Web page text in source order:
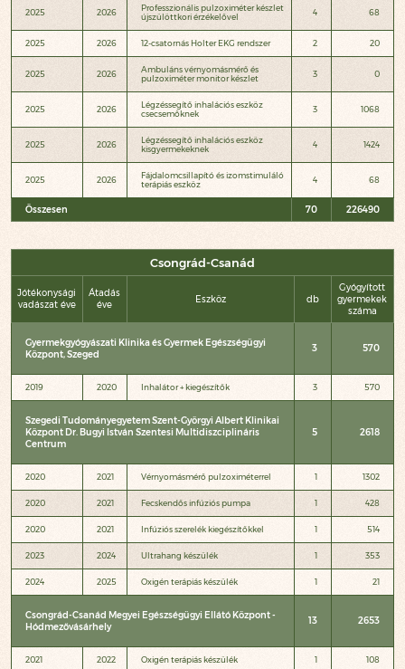
2025 2026
Professzionális pulzoximéter készlet
újszülöttkori érzékelővel
4 68
2025 2026 12-csatornás Holter EKG rendszer 2 20
2025 2026
Ambuláns vérnyomásmérő és
pulzoximéter monitor készlet
3 0
2025 2026
Légzéssegítő inhalációs eszköz
csecsemőknek
3 1068
2025 2026
Légzéssegítő inhalációs eszköz
kisgyermekeknek
4 1424
2025 2026
Fájdalomcsillapító és izomstimuláló
terápiás eszköz
4 68
Összesen 70 226490
Csongrád-Csanád
Jótékonysági
vadászat éve
Átadás
éve
Eszköz db
Gyógyított
gyermekek
száma
Gyermekgyógyászati Klinika és Gyermek Egészségügyi
Központ, Szeged
3 570
2019 2020 Inhalátor + kiegészítők 3 570
Szegedi Tudományegyetem Szent-Györgyi Albert Klinikai
Központ Dr. Bugyi István Szentesi Multidiszciplináris
Centrum
5 2618
2020 2021 Vérnyomásmérő pulzoximéterrel 1 1302
2020 2021 Fecskendős infúziós pumpa 1 428
2020 2021 Infúziós szerelék kiegészítőkkel 1 514
2023 2024 Ultrahang készülék 1 353
2024 2025 Oxigén terápiás készülék 1 21
Csongrád-Csanád Megyei Egészségügyi Ellátó Központ -
Hódmezővásárhely
13 2653
2021 2022 Oxigén terápiás készülék 1 108